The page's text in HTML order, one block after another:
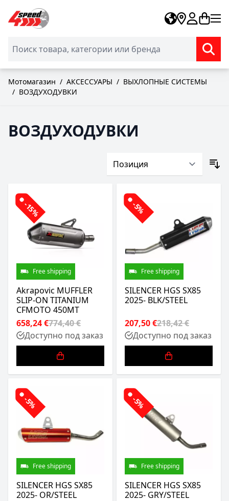
Skip to Content
Мотомагазин / АКСЕССУАРЫ / ВЫХЛОПНЫЕ СИСТЕМЫ
/ ВОЗДУХОДУВКИ
ВОЗДУХОДУВКИ
-15%
Free shipping
Akrapovic MUFFLER
SLIP-ON TITANIUM
CFMOTO 450MT
658,24 €774,40 €
Доступно под заказ
-5%
Free shipping
SILENCER HGS SX85
2025- BLK/STEEL
207,50 €218,42 €
Доступно под заказ
-5%
Free shipping
SILENCER HGS SX85
2025- OR/STEEL
-5%
Free shipping
SILENCER HGS SX85
2025- GRY/STEEL